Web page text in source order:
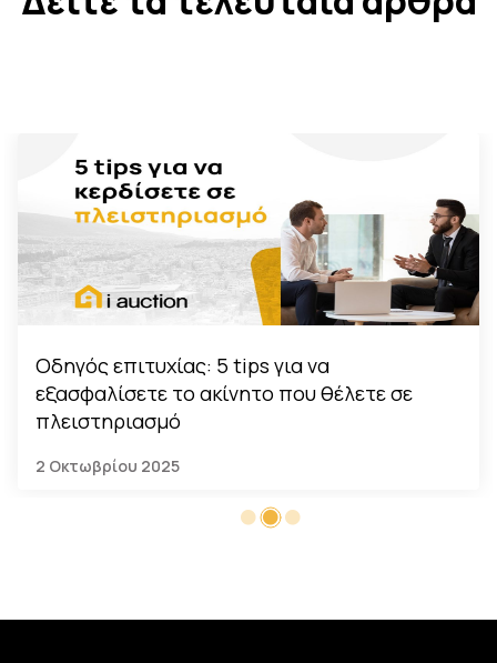
Οδηγός επιτυχίας: 5 tips για να
εξασφαλίσετε το ακίνητο που θέλετε σε
πλειστηριασμό
2 Οκτωβρίου 2025